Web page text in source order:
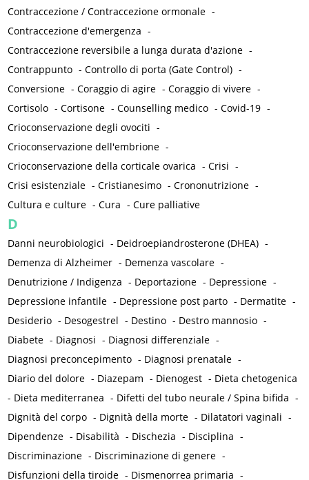
Contraccezione / Contraccezione ormonale -
Contraccezione d'emergenza -
Contraccezione reversibile a lunga durata d'azione -
Contrappunto -Controllo di porta (Gate Control) -
Conversione -Coraggio di agire -Coraggio di vivere -
Cortisolo -Cortisone -Counselling medico -Covid-19 -
Crioconservazione degli ovociti -
Crioconservazione dell'embrione -
Crioconservazione della corticale ovarica -Crisi -
Crisi esistenziale -Cristianesimo -Crononutrizione -
Cultura e culture -Cura -Cure palliative
D
Danni neurobiologici - Deidroepiandrosterone (DHEA) -
Demenza di Alzheimer - Demenza vascolare -
Denutrizione / Indigenza - Deportazione - Depressione -
Depressione infantile - Depressione post parto - Dermatite -
Desiderio - Desogestrel - Destino - Destro mannosio -
Diabete - Diagnosi - Diagnosi differenziale -
Diagnosi preconcepimento - Diagnosi prenatale -
Diario del dolore - Diazepam - Dienogest - Dieta chetogenica
- Dieta mediterranea - Difetti del tubo neurale / Spina bifida -
Dignità del corpo - Dignità della morte - Dilatatori vaginali -
Dipendenze - Disabilità - Dischezia - Disciplina -
Discriminazione - Discriminazione di genere -
Disfunzioni della tiroide - Dismenorrea primaria -